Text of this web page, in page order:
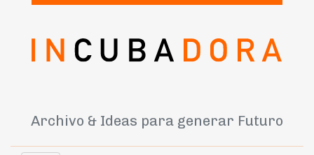
Archivo & Ideas para generar Futuro